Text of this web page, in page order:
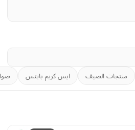
منتجات الصيف ايس كريم بايتس